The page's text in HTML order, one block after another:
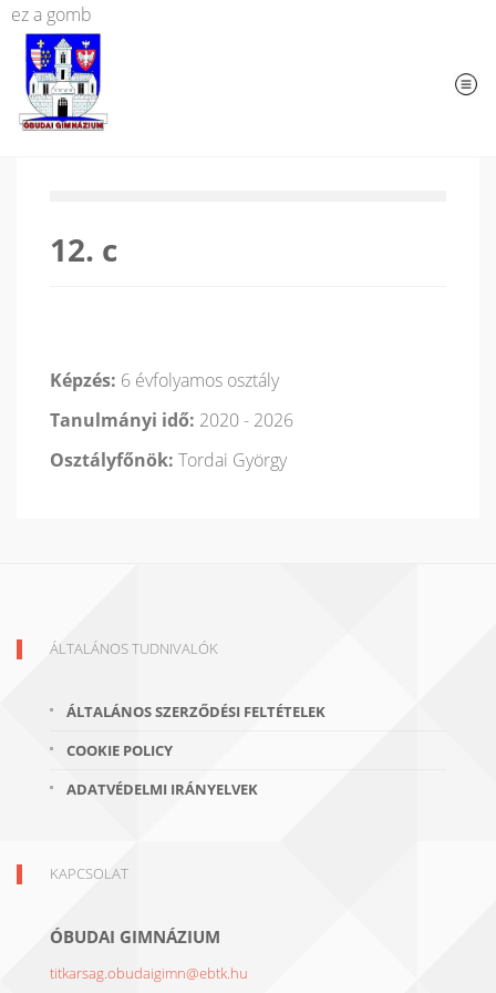
ez a gomb
12. c
Képzés: 6 évfolyamos osztály
Tanulmányi idő: 2020 - 2026
Osztályfőnök: Tordai György
ÁLTALÁNOS TUDNIVALÓK
ÁLTALÁNOS SZERZŐDÉSI FELTÉTELEK
COOKIE POLICY
ADATVÉDELMI IRÁNYELVEK
KAPCSOLAT
ÓBUDAI GIMNÁZIUM
titkarsag.obudaigimn@ebtk.hu